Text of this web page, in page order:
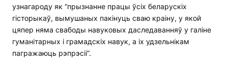
узнагароду як “прызнанне працы ўсіх беларускіх
гісторыкаў, вымушаных пакінуць сваю краіну, у якой
цяпер няма свабоды навуковых даследаванняў у галіне
гуманітарных і грамадскіх навук, а іх удзельнікам
пагражаюць рэпрэсіі”.